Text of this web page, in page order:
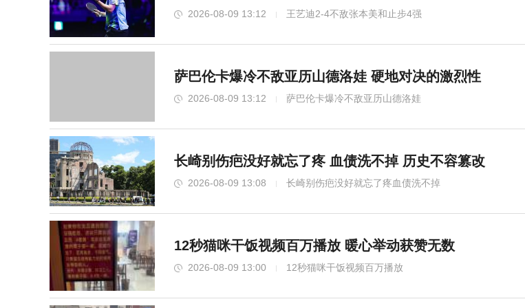
2026-08-09 13:12 王艺迪2-4不敌张本美和止步4强
萨巴伦卡爆冷不敌亚历山德洛娃 硬地对决的激烈性
2026-08-09 13:12 萨巴伦卡爆冷不敌亚历山德洛娃
长崎别伤疤没好就忘了疼 血债洗不掉 历史不容篡改
2026-08-09 13:08 长崎别伤疤没好就忘了疼血债洗不掉
12秒猫咪干饭视频百万播放 暖心举动获赞无数
2026-08-09 13:00 12秒猫咪干饭视频百万播放